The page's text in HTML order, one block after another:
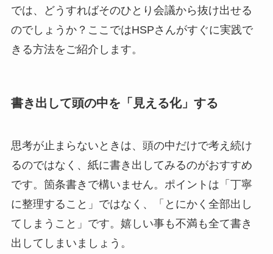
では、どうすればそのひとり会議から抜け出せる
のでしょうか？ここではHSPさんがすぐに実践で
きる方法をご紹介します。
書き出して頭の中を「見える化」する
思考が止まらないときは、頭の中だけで考え続け
るのではなく、紙に書き出してみるのがおすすめ
です。箇条書きで構いません。ポイントは「丁寧
に整理すること」ではなく、「とにかく全部出し
てしまうこと」です。嬉しい事も不満も全て書き
出してしまいましょう。